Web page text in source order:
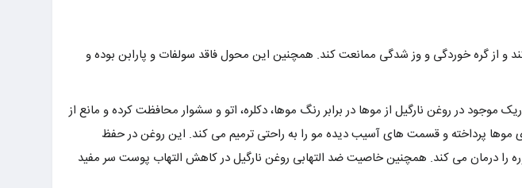
و از گره خوردگی و وز شدگی ممانعت کند. همچنین این محول فاقد سولفات و پارابن بوده و
در روغن نارگیل از موها در برابر رنگ موها، دکلره، اتو و سشوار محافظت کرده و مانع از
موها پرداخته و قسمت های آسیب دیده مو را به راحتی ترمیم می کند. این روغن در حفظ
درمان می کند. همچنین خاصیت ضد التهابی روغن نارگیل در کاهش التهاب پوست سر مفید